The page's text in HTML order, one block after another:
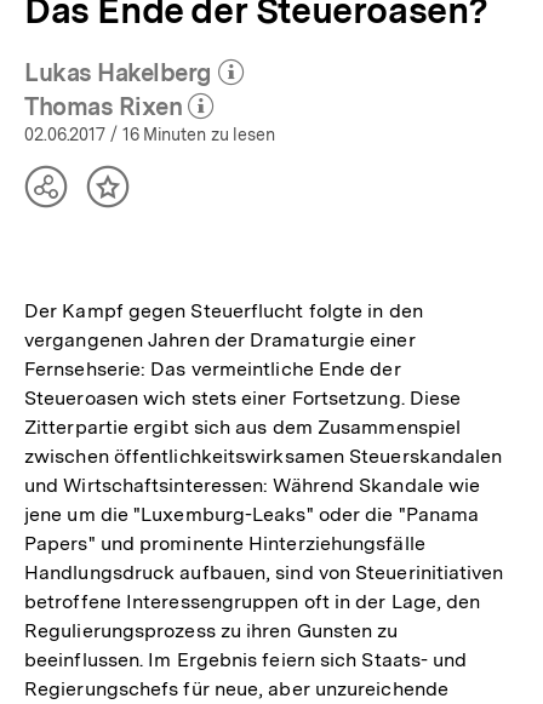
Das Ende der Steueroasen?
Lukas Hakelberg
(Mehr zum Autor)
öffnen
Thomas Rixen
(Mehr zum Autor)
öffnen
02.06.2017 / 16 Minuten zu lesen
TeilenInhalt
Der Kampf gegen Steuerflucht folgte in den
vergangenen Jahren der Dramaturgie einer
Fernsehserie: Das vermeintliche Ende der
Steueroasen wich stets einer Fortsetzung. Diese
Zitterpartie ergibt sich aus dem Zusammenspiel
zwischen öffentlichkeitswirksamen Steuerskandalen
und Wirtschaftsinteressen: Während Skandale wie
jene um die "Luxemburg-Leaks" oder die "Panama
Papers" und prominente Hinterziehungsfälle
Handlungsdruck aufbauen, sind von Steuerinitiativen
betroffene Interessengruppen oft in der Lage, den
Regulierungsprozess zu ihren Gunsten zu
beeinflussen. Im Ergebnis feiern sich Staats- und
Regierungschefs für neue, aber unzureichende